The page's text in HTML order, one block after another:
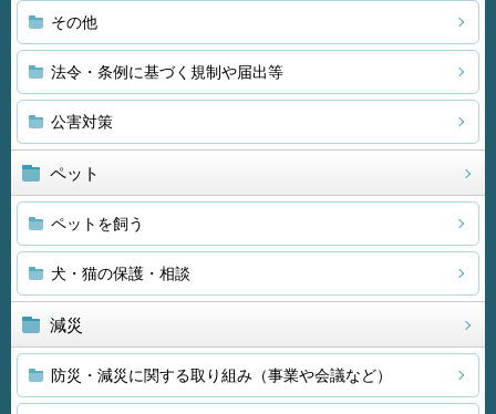
その他
法令・条例に基づく規制や届出等
公害対策
ペット
ペットを飼う
犬・猫の保護・相談
減災
防災・減災に関する取り組み（事業や会議など）